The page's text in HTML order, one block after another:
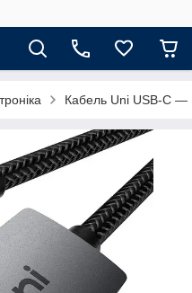
Кабель Uni USB-C —